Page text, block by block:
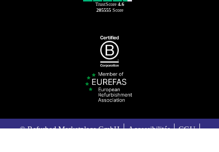
TrustScore 4.6
205555Score
© Refurbed Marketplace GmbH Accessibilités
CGU